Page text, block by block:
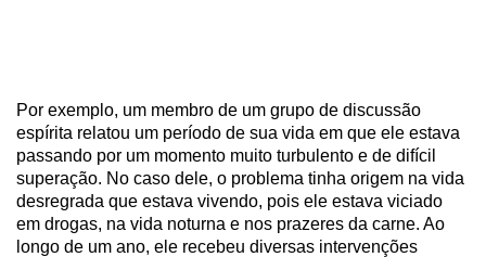
Por exemplo, um membro de um grupo de discussão
espírita relatou um período de sua vida em que ele estava
passando por um momento muito turbulento e de difícil
superação. No caso dele, o problema tinha origem na vida
desregrada que estava vivendo, pois ele estava viciado
em drogas, na vida noturna e nos prazeres da carne. Ao
longo de um ano, ele recebeu diversas intervenções